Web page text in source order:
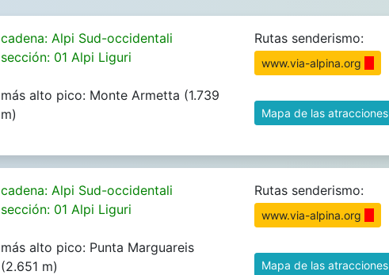
cadena: Alpi Sud-occidentali
sección: 01 Alpi Liguri
más alto pico: Monte Armetta (1.739
m)
Rutas senderismo:
www.via-alpina.org
Mapa de las
cadena: Alpi Sud-occidentali
sección: 01 Alpi Liguri
más alto pico: Punta Marguareis
(2.651 m)
Rutas senderismo:
www.via-alpina.org
Mapa de las